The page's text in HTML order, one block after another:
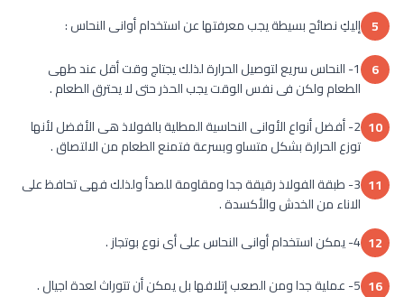
5 إليكِ نصائح بسيطة يجب معرفتها عن استخدام أوانى النحاس :
6
1- النحاس سريع لتوصيل الحرارة لذلك يجتاج وقت أقل عند طهى
الطعام ولكن فى نفس الوقت يجب الحذر حتى لا يحترق الطعام .
10
2- أفضل أنواع الأوانى النحاسية المطلية بالفولاذ هى الأفضل لأنها
توزع الحرارة بشكل متساو وبسرعة فتمنع الطعام من الالتصاق .
11
3- طبقة الفولاذ رقيقة جدا ومقاومة للصدأ ولذلك فهى تحافظ على
الاناء من الخدش والأكسدة .
12 4- يمكن استخدام أوانى النحاس على أى نوع بوتجاز .
16 5- عملية جدا ومن الصعب إتلافها بل يمكن أن تتوراث لعدة اجيال .